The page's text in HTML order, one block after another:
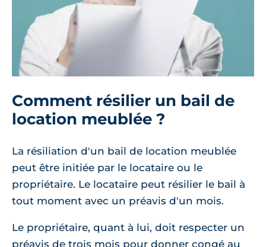
Comment résilier un bail de
location meublée ?
La résiliation d'un bail de location meublée
peut être initiée par le locataire ou le
propriétaire. Le locataire peut résilier le bail à
tout moment avec un préavis d'un mois.
Le propriétaire, quant à lui, doit respecter un
préavis de trois mois pour donner congé au